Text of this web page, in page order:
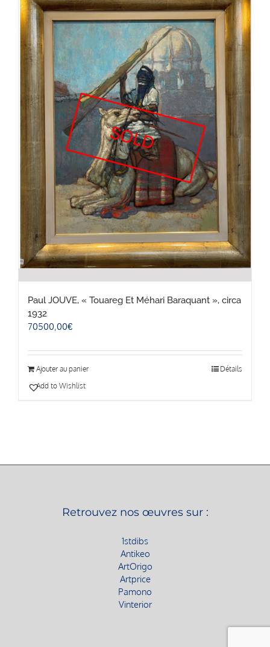
Paul JOUVE, « Touareg Et Méhari Baraquant », circa
1932
70500,00€
Ajouter au panier
Détails
Add to Wishlist
Retrouvez nos œuvres sur :
1stdibs
Antikeo
ArtOrigo
Artprice
Pamono
Vinterior